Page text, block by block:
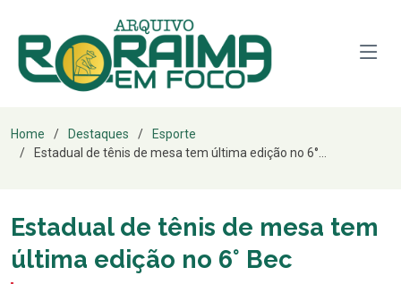
Home Destaques
Esporte
Estadual de tênis de mesa tem última edição no 6°...
Estadual de tênis de mesa tem
última edição no 6° Bec